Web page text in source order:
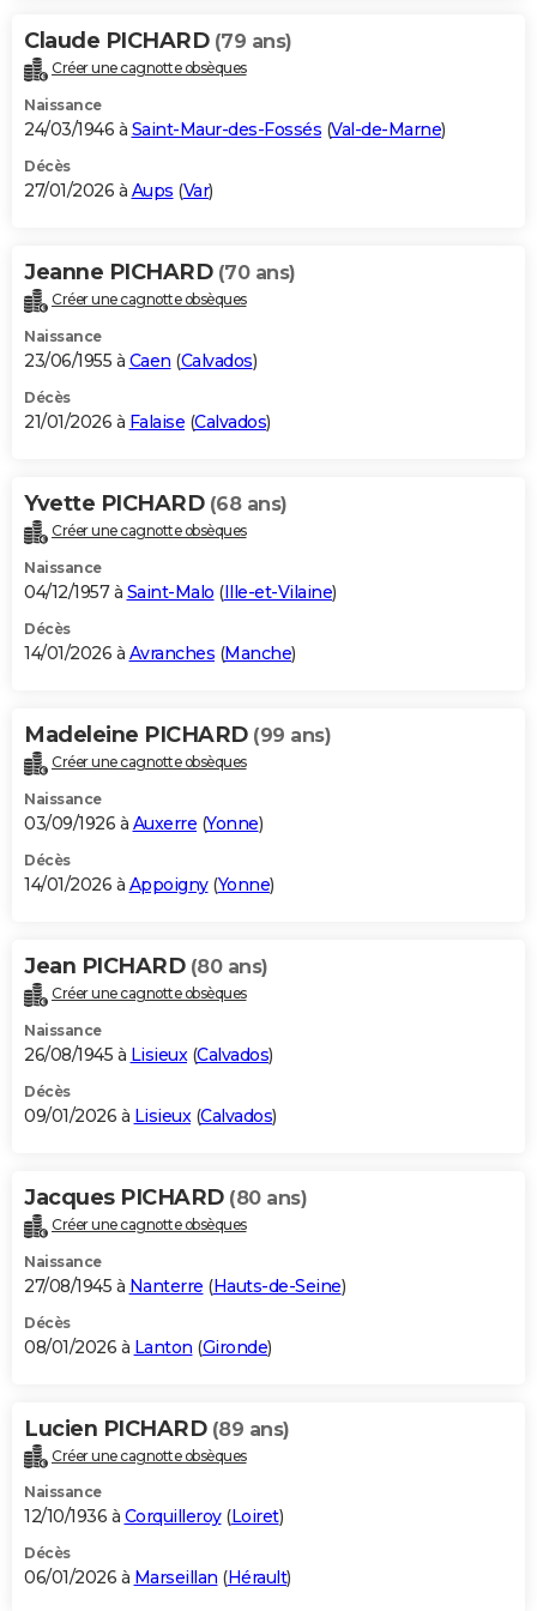
Claude PICHARD (79 ans)
Créer une cagnotte obsèques
Naissance
24/03/1946 à Saint-Maur-des-Fossés (Val-de-Marne)
Décès
27/01/2026 à Aups (Var)
Jeanne PICHARD (70 ans)
Créer une cagnotte obsèques
Naissance
23/06/1955 à Caen (Calvados)
Décès
21/01/2026 à Falaise (Calvados)
Yvette PICHARD (68 ans)
Créer une cagnotte obsèques
Naissance
04/12/1957 à Saint-Malo (Ille-et-Vilaine)
Décès
14/01/2026 à Avranches (Manche)
Madeleine PICHARD (99 ans)
Créer une cagnotte obsèques
Naissance
03/09/1926 à Auxerre (Yonne)
Décès
14/01/2026 à Appoigny(Yonne)
Jean PICHARD (80 ans)
Créer une cagnotte obsèques
Naissance
26/08/1945 à Lisieux(Calvados)
Décès
09/01/2026 à Lisieux(Calvados)
Jacques PICHARD (80 ans)
Créer une cagnotte obsèques
Naissance
27/08/1945 à Nanterre (Hauts-de-Seine)
Décès
08/01/2026 à Lanton (Gironde)
Lucien PICHARD (89 ans)
Créer une cagnotte obsèques
Naissance
12/10/1936 à Corquilleroy(Loiret)
Décès
06/01/2026 à Marseillan (Hérault)